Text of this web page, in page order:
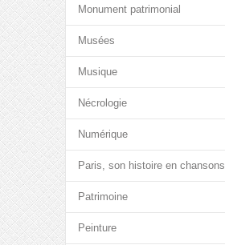
Monument patrimonial
Musées
Musique
Nécrologie
Numérique
Paris, son histoire en chansons
Patrimoine
Peinture